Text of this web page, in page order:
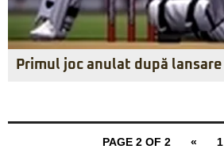
Primul joc anulat după lansare
PAGE 2 OF 2 « 1